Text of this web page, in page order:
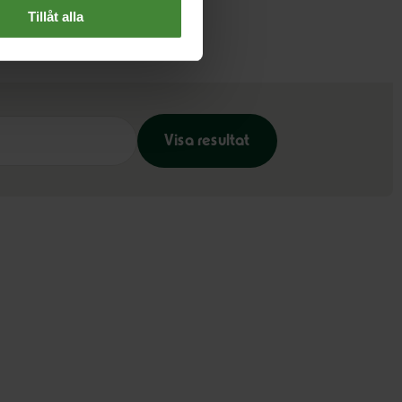
Tillåt alla
Visa resultat